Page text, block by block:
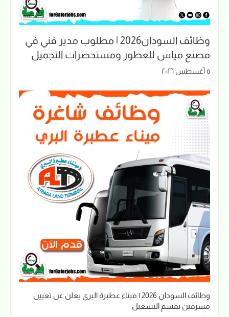
وظائف السودان2026 | مطلوب مدير فني في
مصنع مياس للعطور ومستحضرات التجميل
٥ أغسطس ٢٠٢٦
وظائف السودان 2026 | ميناء عطبرة البري يعلن عن تعيين
مشرفين بقسم التشغيل